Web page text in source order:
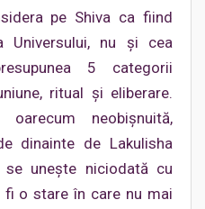
pe Shiva ca fiind
Universului, nu şi cea
5 categorii
ritual şi eliberare.
neobişnuită,
dinainte de Lakulisha
uneşte niciodată cu
fi o stare în care nu mai